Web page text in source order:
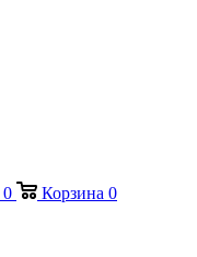
0 Корзина 0